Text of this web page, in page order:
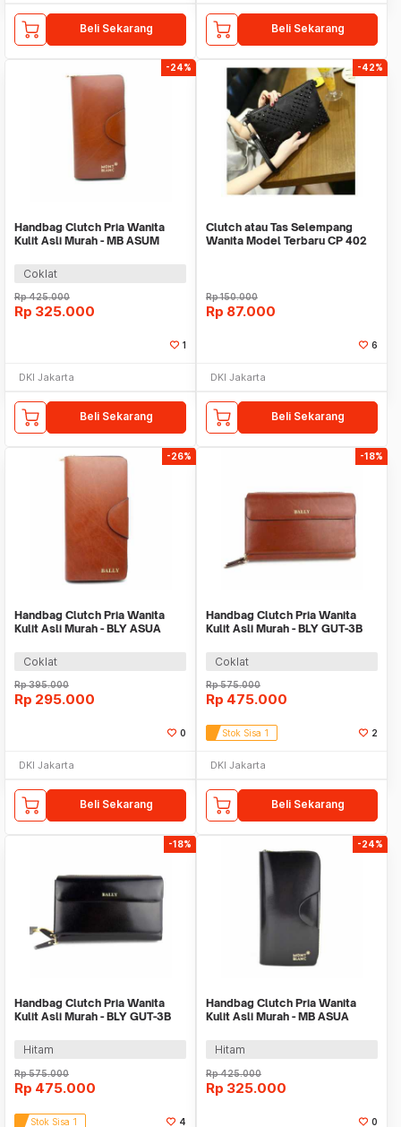
Beli Sekarang Beli Sekarang
-24%
Handbag Clutch Pria Wanita
Kulit Asli Murah - MB ASUM
Coklat
Rp425.000
Rp 325.000
1
DKI Jakarta
Beli Sekarang
-42%
Clutch atau Tas Selempang
Wanita Model Terbaru CP 402
Rp150.000
Rp 87.000
6
DKI Jakarta
Beli Sekarang
-26%
Handbag Clutch Pria Wanita
Kulit Asli Murah - BLY ASUA
Coklat
Rp395.000
Rp 295.000
0
DKI Jakarta
Beli Sekarang
-18%
Handbag Clutch Pria Wanita
Kulit Asli Murah - BLY GUT-3B
Coklat
Rp575.000
Rp 475.000
Stok Sisa 1 2
DKI Jakarta
Beli Sekarang
-18%
Handbag Clutch Pria Wanita
Kulit Asli Murah - BLY GUT-3B
Hitam
Rp575.000
Rp 475.000
Stok Sisa 1 4
-24%
Handbag Clutch Pria Wanita
Kulit Asli Murah - MB ASUA
Hitam
Rp425.000
Rp 325.000
0